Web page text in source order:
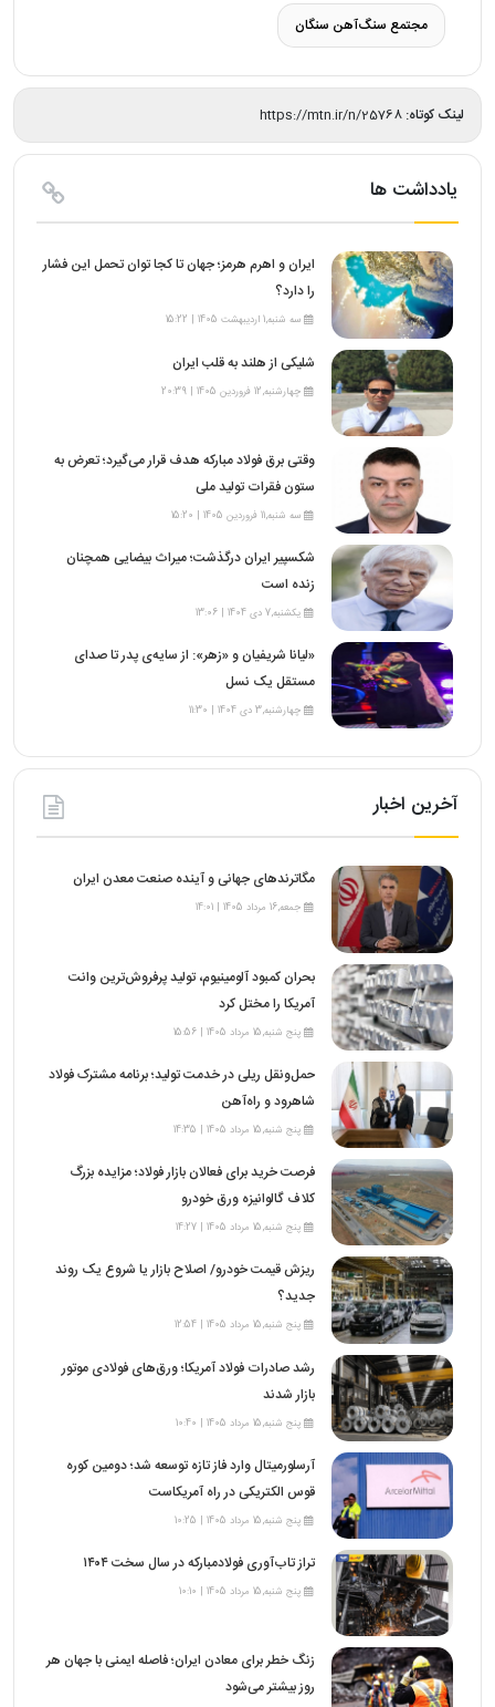
مجتمع سنگ‌آهن سنگان
لینک کوتاه: https://mtn.ir/n/25768
یادداشت ها
ایران و اهرم هرمز؛ جهان تا کجا توان تحمل این فشار
را دارد؟
سه شنبه,1 اردیبهشت 1405 | 15:22
شلیکی از هلند به قلب ایران
چهارشنبه,12 فروردین 1405 | 20:39
وقتی برق فولاد مبارکه هدف قرار می‌گیرد؛ تعرض به
ستون فقرات تولید ملی
سه شنبه,11 فروردین 1405 | 15:20
شکسپیر ایران درگذشت؛ میراث بیضایی همچنان
زنده است
یکشنبه,7 دی 1404 | 13:06
«لیانا شریفیان و «زهر»: از سایه‌ی پدر تا صدای
مستقل یک نسل
چهارشنبه,3 دی 1404 | 11:30
آخرین اخبار
مگاترندهای جهانی و آینده صنعت معدن ایران
جمعه,16 مرداد 1405 | 14:01
بحران کمبود آلومینیوم، تولید پرفروش‌ترین وانت
آمریکا را مختل کرد
پنج شنبه,15 مرداد 1405 | 15:56
حمل‌ونقل ریلی در خدمت تولید؛ برنامه مشترک فولاد
شاهرود و راه‌آهن
پنج شنبه,15 مرداد 1405 | 14:35
فرصت خرید برای فعالان بازار فولاد؛ مزایده بزرگ
کلاف گالوانیزه ورق خودرو
پنج شنبه,15 مرداد 1405 | 14:27
ریزش قیمت خودرو/ اصلاح بازار یا شروع یک روند
جدید؟
پنج شنبه,15 مرداد 1405 | 12:54
رشد صادرات فولاد آمریکا؛ ورق‌های فولادی موتور
بازار شدند
پنج شنبه,15 مرداد 1405 | 10:40
آرسلورمیتال وارد فاز تازه توسعه شد؛ دومین کوره
قوس الکتریکی در راه آمریکاست
پنج شنبه,15 مرداد 1405 | 10:25
تراز تاب‌آوری فولادمبارکه در سال سخت ۱۴۰۴
پنج شنبه,15 مرداد 1405 | 10:10
زنگ خطر برای معادن ایران؛ فاصله ایمنی با جهان هر
روز بیشتر می‌شود